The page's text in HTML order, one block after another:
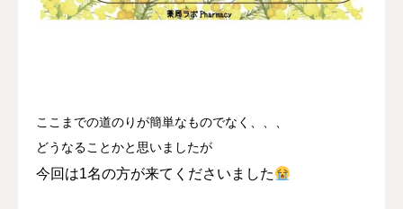
ここまでの道のりが簡単なものでなく、、、
どうなることかと思いましたが
今回は1名の方が来てくださいました